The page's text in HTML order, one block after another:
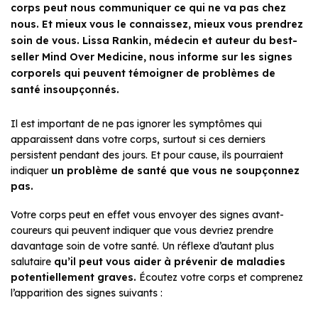
corps peut nous communiquer ce qui ne va pas chez
nous. Et mieux vous le connaissez, mieux vous prendrez
soin de vous. Lissa Rankin, médecin et auteur du best-
seller Mind Over Medicine, nous informe sur les signes
corporels qui peuvent témoigner de problèmes de
santé insoupçonnés.
Il est important de ne pas ignorer les symptômes qui
apparaissent dans votre corps, surtout si ces derniers
persistent pendant des jours. Et pour cause, ils pourraient
indiquer un problème de santé que vous ne soupçonnez
pas.
Votre corps peut en effet vous envoyer des signes avant-
coureurs qui peuvent indiquer que vous devriez prendre
davantage soin de votre santé. Un réflexe d’autant plus
salutaire qu’il peut vous aider à prévenir de maladies
potentiellement graves. Écoutez votre corps et comprenez
l’apparition des signes suivants :